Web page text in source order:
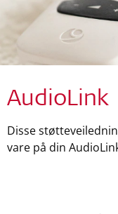
AudioLink
Disse
vare på din